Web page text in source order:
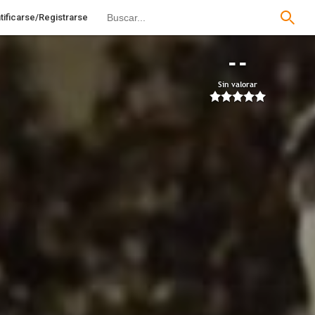
Registrarse
--
Sin valorar